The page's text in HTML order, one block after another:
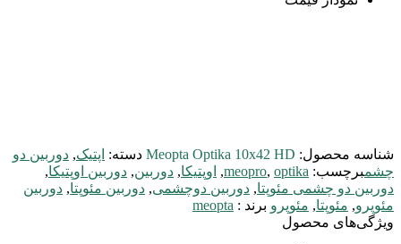
شناسه محصول: Meopta Optika 10x42 HD دسته: اپتیک, دوربین دو
چشمبرچسب: meopro, optika
, اوپتیکا, دوربین, دوربین اوپتیکا,
دوربین دو چشمی مئوپتا, دوربین دوچشمی, دوربین مئوپتا, دوربین
مئوپرو, مئوپتا, مئوپرو برند : meopta
ویژگی‌های محصول